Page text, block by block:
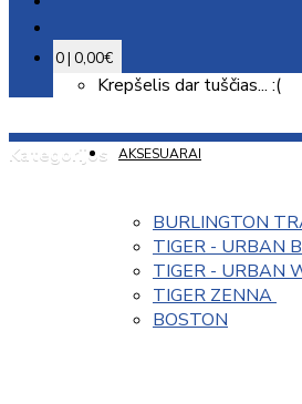
0 | 0,00€
Krepšelis dar tuščias... :(
Kategorijos AKSESUARAI
BURLINGTON
TIGER - URBAN
TIGER - URBAN
TIGER ZENNA
BOSTON